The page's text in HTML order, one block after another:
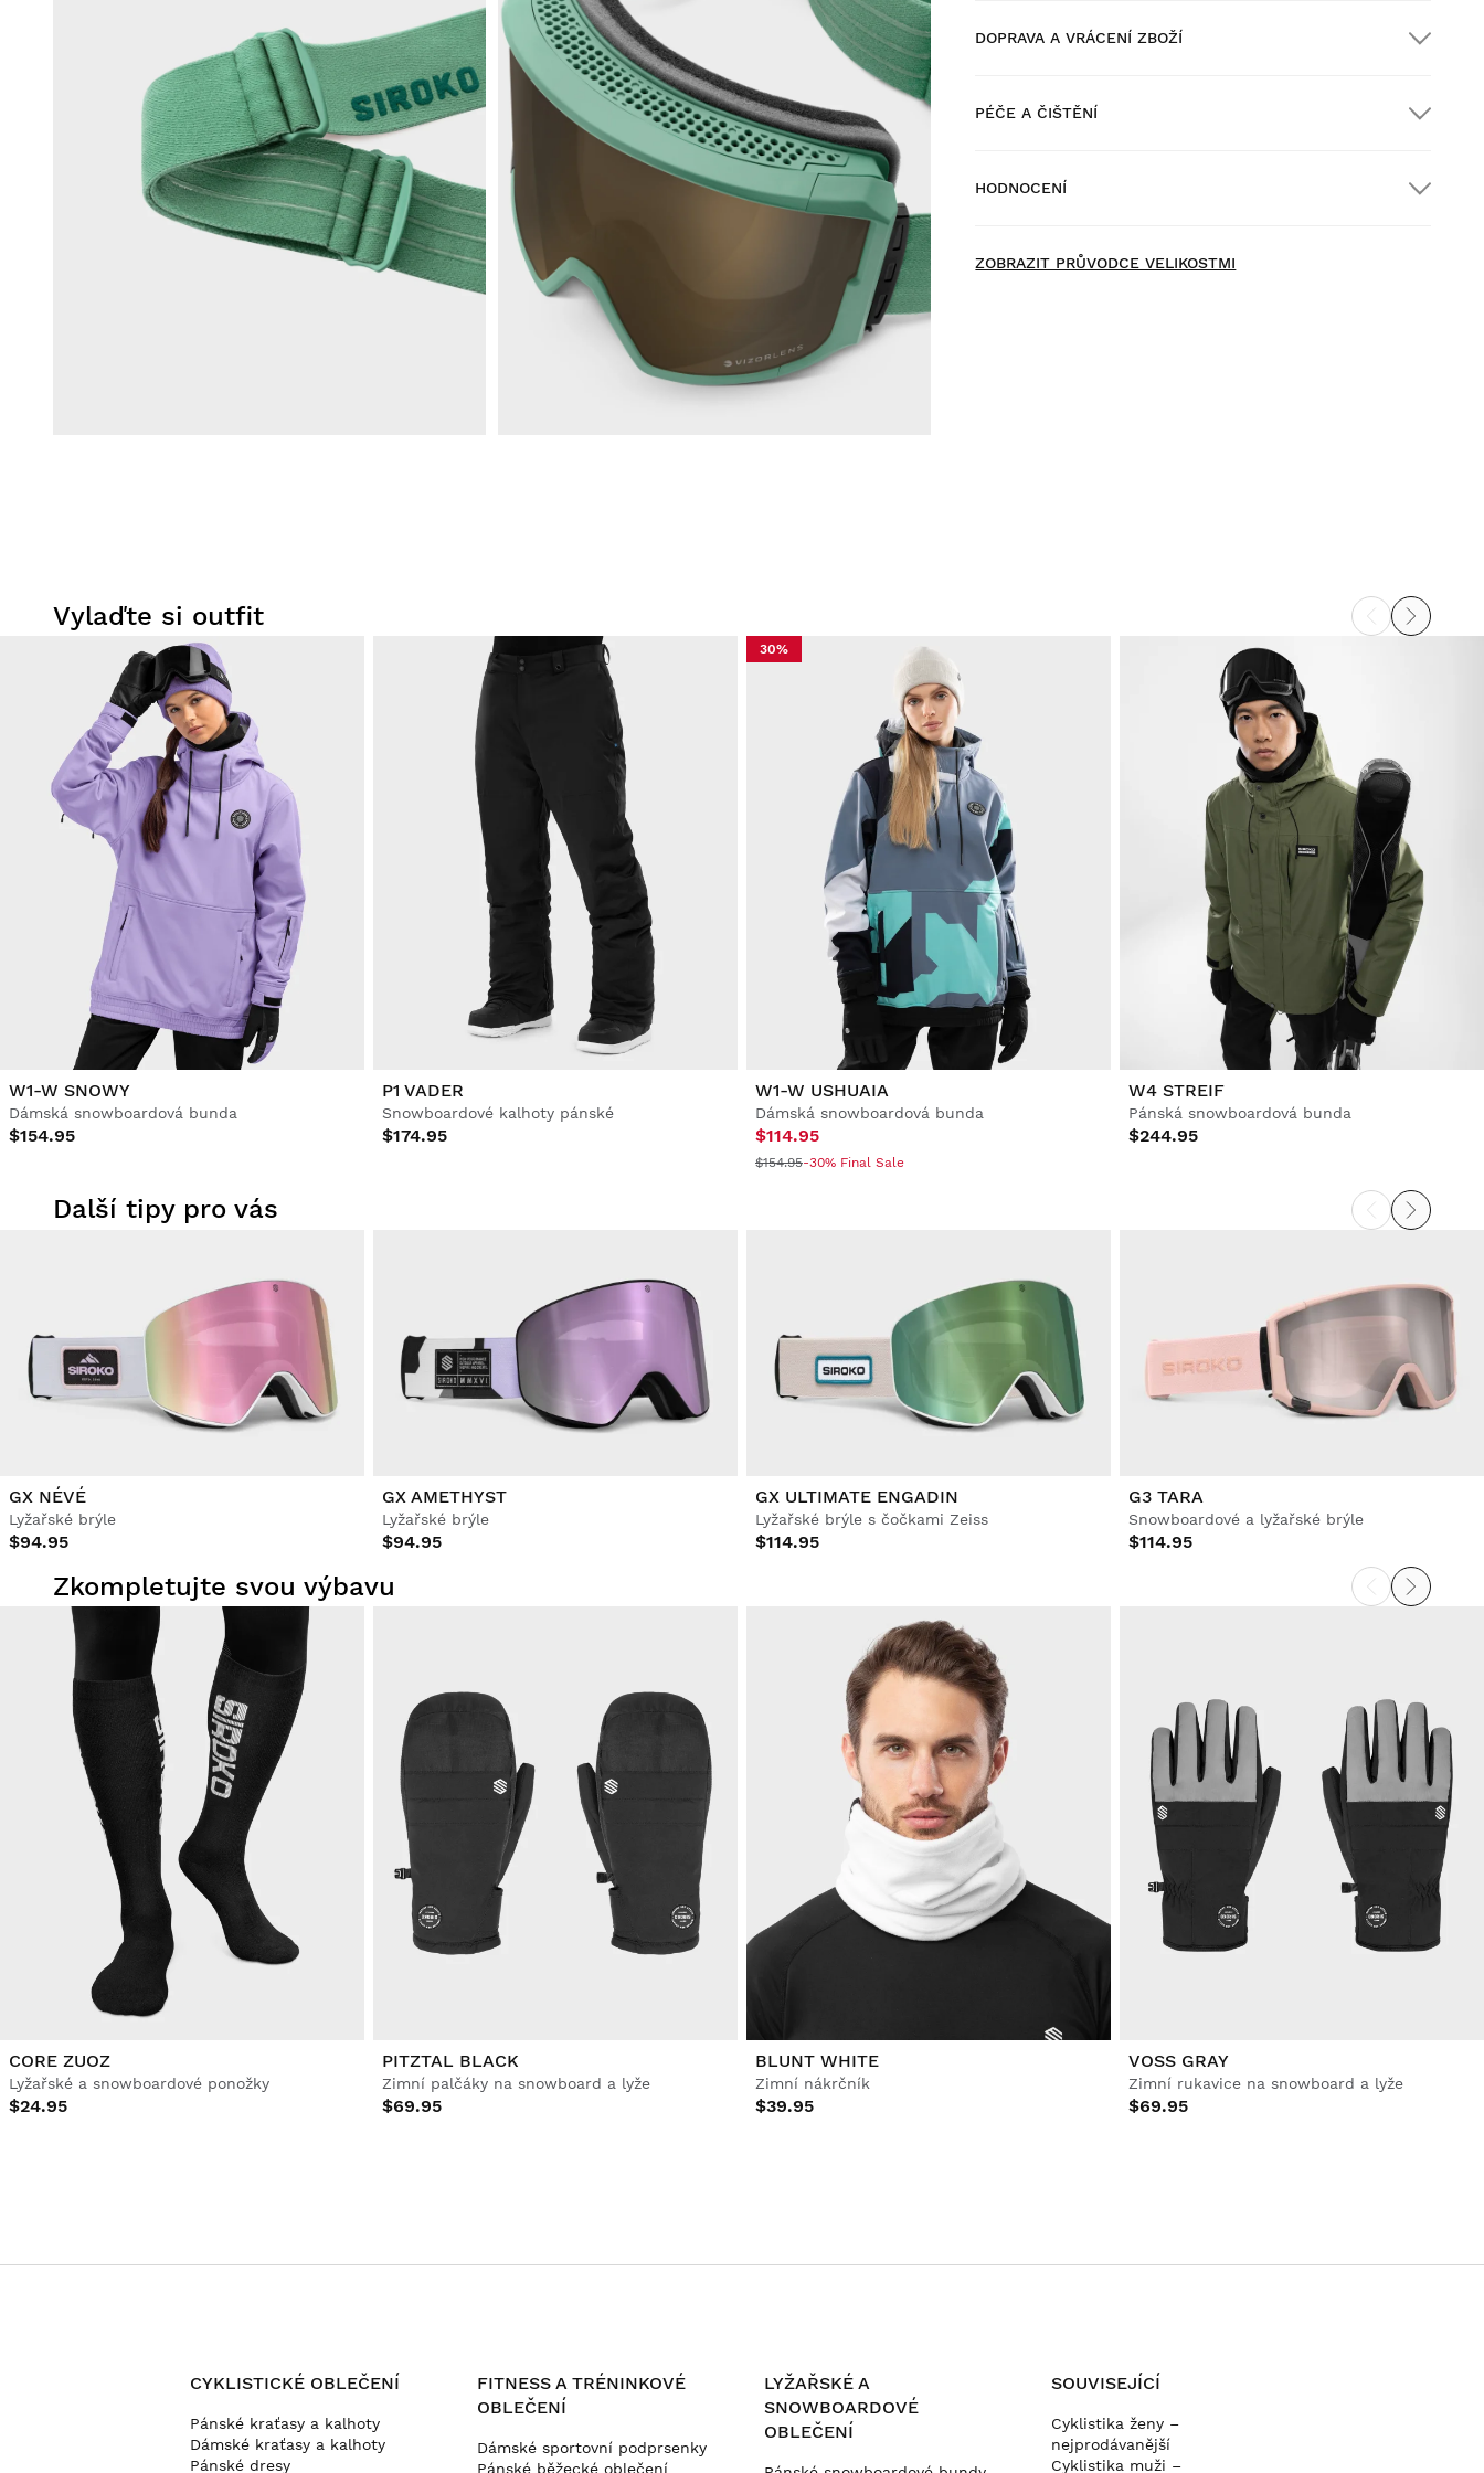
DOPRAVA A VRÁCENÍ ZBOŽÍ
Doručení domů nad $300.00
PÉČE A ČIŠTĚNÍ
HODNOCENÍ
ZOBRAZIT PRŮVODCE VELIKOSTMI
Vylaďte si outfit
W1-W SNOWY
Dámská snowboardová bunda
$154.95
P1 VADER
Snowboardové kalhoty pánské
$174.95
30%
W1-W USHUAIA
Dámská snowboardová bunda
$114.95
$154.95-30% Final Sale
W4 STREIF
Pánská snowboardová bunda
$244.95
Další tipy pro vás
GX NÉVÉ
Lyžařské brýle
$94.95
GX AMETHYST
Lyžařské brýle
$94.95
GX ULTIMATE ENGADIN
Lyžařské brýle s čočkami Zeiss
$114.95
G3 TARA
Snowboardové a lyžařské brýle
$114.95
Zkompletujte svou výbavu
CORE ZUOZ
Lyžařské a snowboardové ponožky
$24.95
PITZTAL BLACK
Zimní palčáky na snowboard a lyže
$69.95
BLUNT WHITE
Zimní nákrčník
$39.95
VOSS GRAY
Zimní rukavice na snowboard a lyže
$69.95
CYKLISTICKÉ OBLEČENÍ
Pánské kraťasy a kalhoty
Dámské kraťasy a kalhoty
Pánské dresy
FITNESS A TRÉNINKOVÉ
OBLEČENÍ
Dámské sportovní podprsenky
Pánské běžecké oblečení
LYŽAŘSKÉ A
SNOWBOARDOVÉ
OBLEČENÍ
SOUVISEJÍCÍ
Cyklistika ženy –
nejprodávanější
Cyklistika muži –